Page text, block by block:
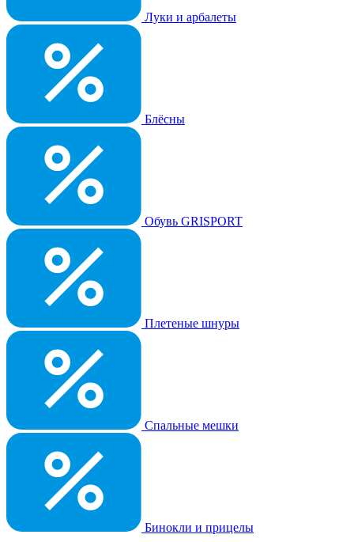
Луки и арбалеты
Блёсны
Обувь GRISPORT
Плетеные шнуры
Спальные мешки
Бинокли и прицелы